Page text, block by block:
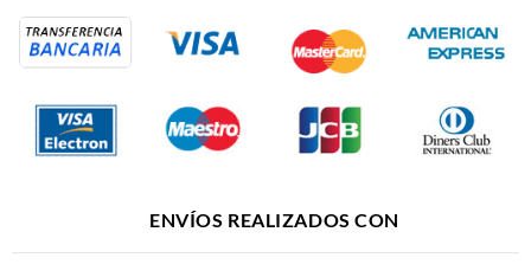
ENVÍOS REALIZADOS CON